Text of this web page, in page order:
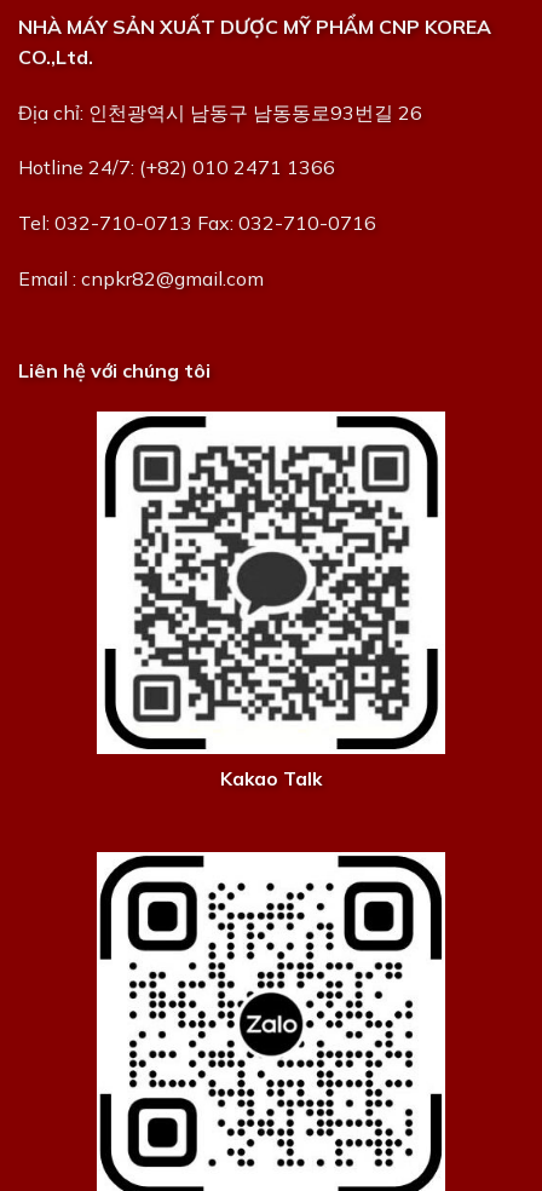
NHÀ MÁY SẢN XUẤT DƯỢC MỸ PHẨM CNP KOREA
CO.,Ltd.
Địa chỉ: 인천광역시 남동구 남동동로93번길 26
Hotline 24/7: (+82) 010 2471 1366
Tel: 032-710-0713 Fax: 032-710-0716
Email : cnpkr82@gmail.com
Liên hệ với chúng tôi
Kakao Talk